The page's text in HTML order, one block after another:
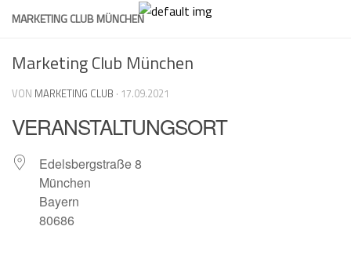
Skip
MARKETING CLUB MÜNCHEN
Marketing Club München
VON MARKETING CLUB · 17.09.2021
VERANSTALTUNGSORT
Edelsbergstraße 8
München
Bayern
80686